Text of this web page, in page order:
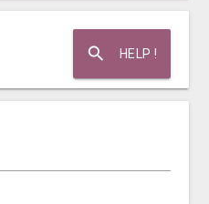
search HELP !